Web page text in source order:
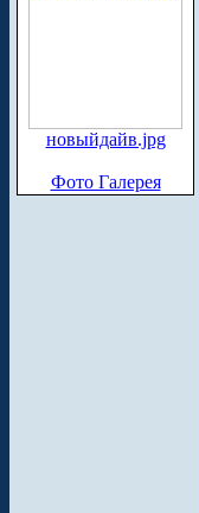
новыйдайв.jpg
Фото Галерея